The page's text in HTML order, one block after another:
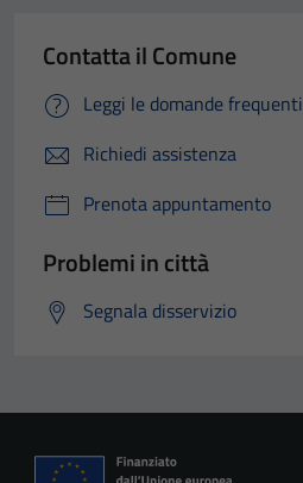
Contatta il Comune
Leggi le domande frequenti
Richiedi assistenza
Prenota appuntamento
Problemi in città
Segnala disservizio